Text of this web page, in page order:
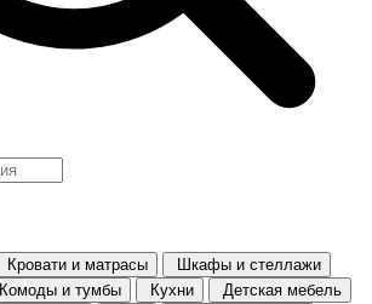
Кровати и матрасы
Шкафы и стеллажи
Комоды и тумбы Кухни
Детская мебель